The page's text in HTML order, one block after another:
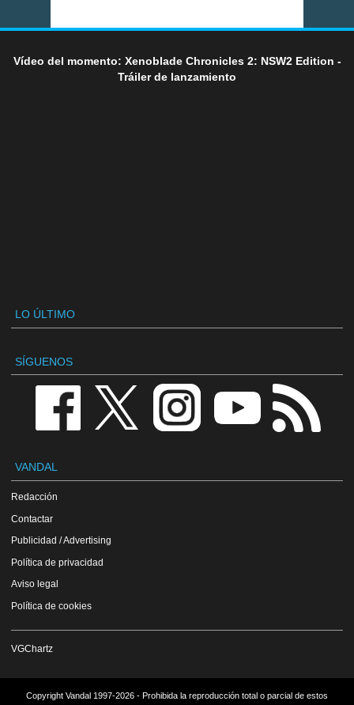
Vídeo del momento: Xenoblade Chronicles 2: NSW2 Edition -
Tráiler de lanzamiento
LO ÚLTIMO
SÍGUENOS
VANDAL
Redacción
Contactar
Publicidad / Advertising
Política de privacidad
Aviso legal
Política de cookies
VGChartz
Copyright Vandal 1997-2026 - Prohibida la reproducción total o parcial de estos